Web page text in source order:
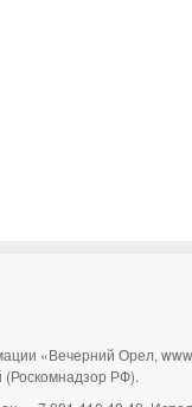
«Вечерний Орел,
РФ).